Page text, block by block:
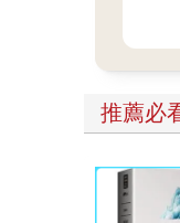
推薦必